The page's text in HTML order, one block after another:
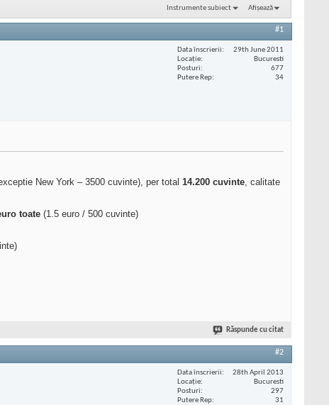
Instrumente subiect Afișează
#1
Data înscrierii
29th June 2011
Locaţie
Bucuresti
Posturi
677
Putere Rep
34
New York – 3500 cuvinte), per total 14.200 cuvinte, calitate
toate (1.5 euro / 500 cuvinte)
Răspunde cu citat
#2
Data înscrierii
28th April 2013
Locaţie
Bucuresti
Posturi
297
Putere Rep
31